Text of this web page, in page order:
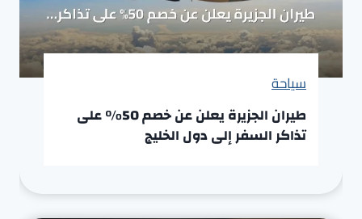
سياحة
طيران الجزيرة يعلن عن خصم 50% على
تذاكر السفر إلى دول الخليج